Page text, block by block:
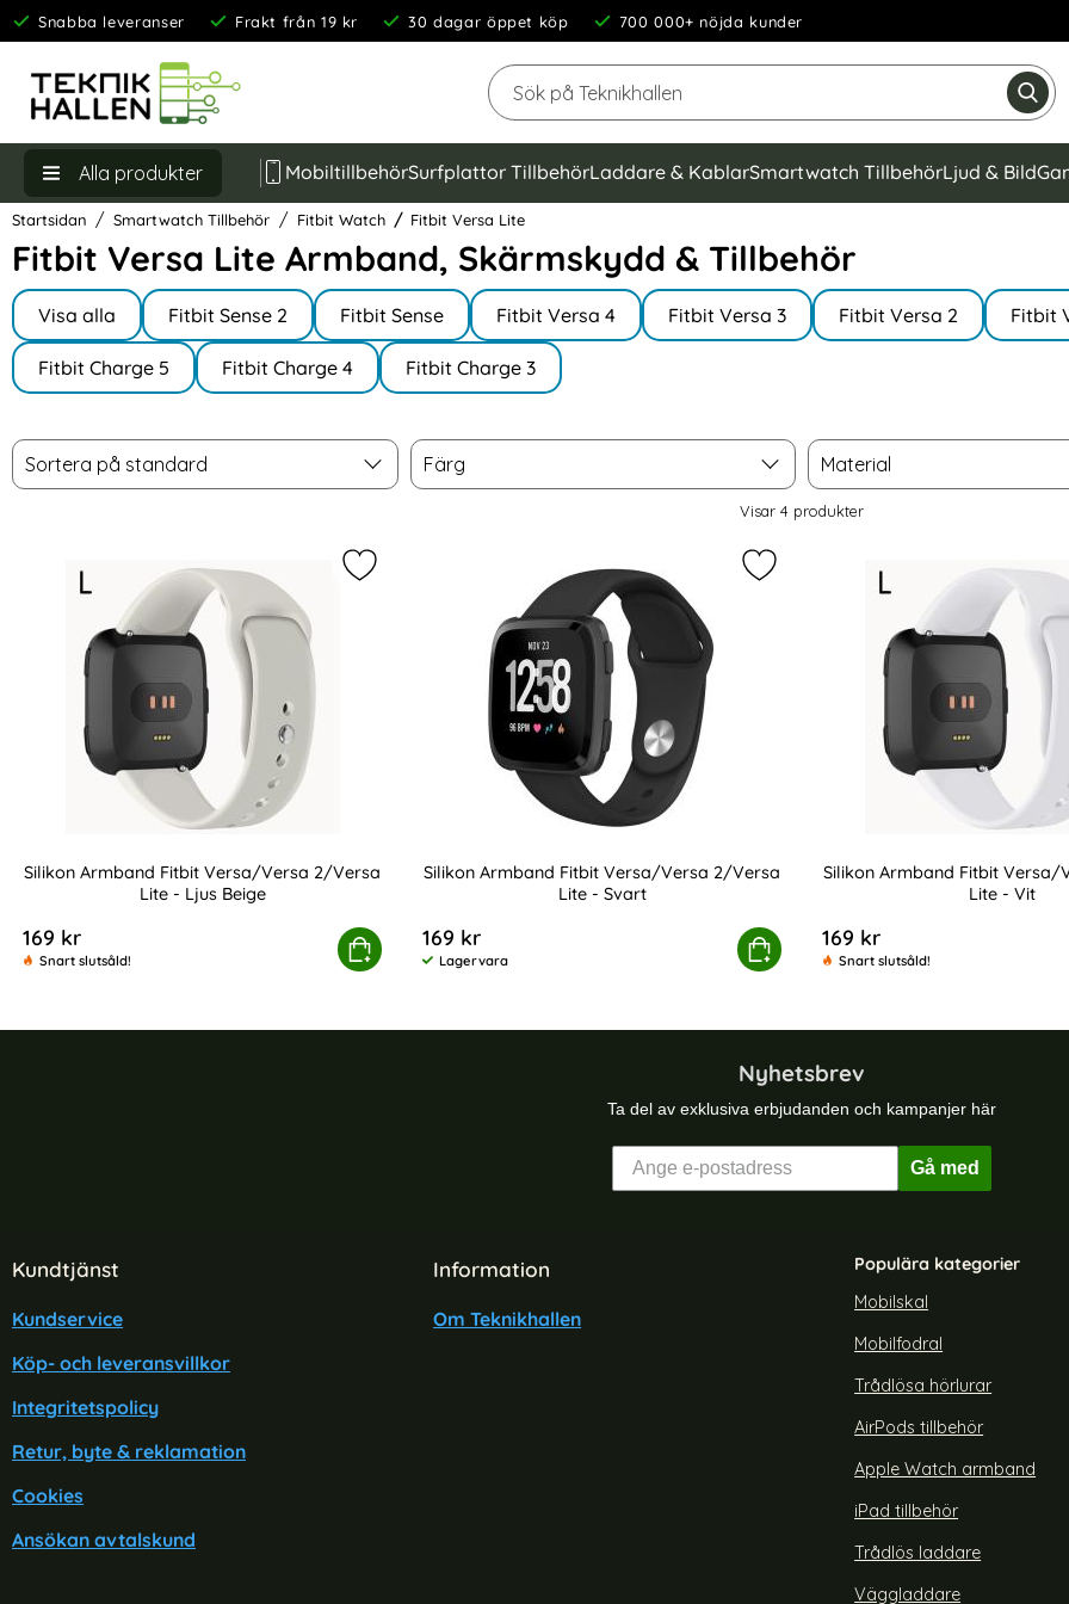
Snabba leveranser Frakt från 19 kr 30 dagar öppet köp 700 000+ nöjda kunder
Sök
Alla produkter MobiltillbehörSurfplattor TillbehörLaddare & KablarSmartwatch TillbehörLjud & Bild
Startsidan Smartwatch Tillbehör Fitbit Watch Fitbit Versa Lite
Fitbit Versa Lite Armband, Skärmskydd & Tillbehör
Hoppa
produkter
Underkategorier
Visa alla
I Fitbit Watch Fitbit Sense 2 Fitbit Sense Fitbit Versa 4 Fitbit Versa 3 Fitbit Versa 2 Fitbit
Fitbit Charge 5 Fitbit Charge 4 Fitbit Charge 3
Hoppa
över
Filtrera & sortera
Sortera
Sortera på standard
Färg
Färg
Material
Material
Visar 4 produkter
Silikon Armband Fitbit Versa/Versa 2/Versa
Lite - Ljus Beige
169 kr
Snart slutsåld!
Köp
Silikon Armband Fitbit Versa/Versa 2/Versa Lite - Ljus Beige
Markera silikon Armband Fitbit Versa/Versa 2/Versa Lite - Ljus Beige som favorit
Silikon Armband Fitbit Versa/Versa 2/Versa
Lite - Svart
169 kr
Tillgänglighet:
Lagervara
Köp
Silikon Armband Fitbit Versa/Versa 2/Versa Lite - Svart
Markera silikon Armband Fitbit
Silikon Armband Fitbit Versa/
Lite - Vit
169 kr
Snart slutsåld!
Silikon
Nyhetsbrev
Ta del av exklusiva erbjudanden och kampanjer här
Gå med
Sidfot Blandad info och länkar
Kundtjänst
Kundservice
Köp- och leveransvillkor
Integritetspolicy
Retur, byte & reklamation
Cookies
Ansökan avtalskund
Information
Om Teknikhallen
Populära kategorier
Mobilskal
Mobilfodral
Trådlösa hörlurar
AirPods tillbehör
Apple Watch armband
iPad tillbehör
Trådlös laddare
Väggladdare